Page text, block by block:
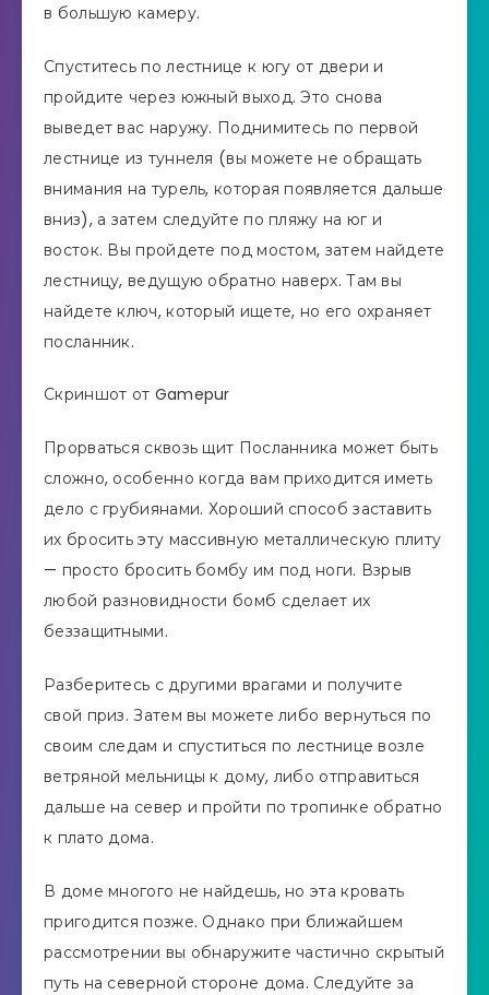
в большую камеру.
Спуститесь по лестнице к югу от двери и
пройдите через южный выход. Это снова
выведет вас наружу. Поднимитесь по первой
лестнице из туннеля (вы можете не обращать
внимания на турель, которая появляется дальше
вниз), а затем следуйте по пляжу на юг и
восток. Вы пройдете под мостом, затем найдете
лестницу, ведущую обратно наверх. Там вы
найдете ключ, который ищете, но его охраняет
посланник.
Скриншот от Gamepur
Прорваться сквозь щит Посланника может быть
сложно, особенно когда вам приходится иметь
дело с грубиянами. Хороший способ заставить
их бросить эту массивную металлическую плиту
— просто бросить бомбу им под ноги. Взрыв
любой разновидности бомб сделает их
беззащитными.
Разберитесь с другими врагами и получите
свой приз. Затем вы можете либо вернуться по
своим следам и спуститься по лестнице возле
ветряной мельницы к дому, либо отправиться
дальше на север и пройти по тропинке обратно
к плато дома.
В доме многого не найдешь, но эта кровать
пригодится позже. Однако при ближайшем
рассмотрении вы обнаружите частично скрытый
путь на северной стороне дома. Следуйте за